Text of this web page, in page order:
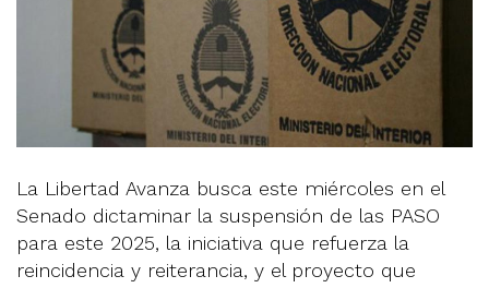
La Libertad Avanza busca este miércoles en el
Senado dictaminar la suspensión de las PASO
para este 2025, la iniciativa que refuerza la
reincidencia y reiterancia, y el proyecto que